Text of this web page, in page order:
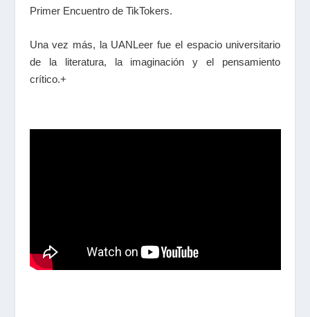
Primer Encuentro de TikTokers.
Una vez más, la UANLeer fue el espacio universitario
de la literatura, la imaginación y el pensamiento
crítico.+